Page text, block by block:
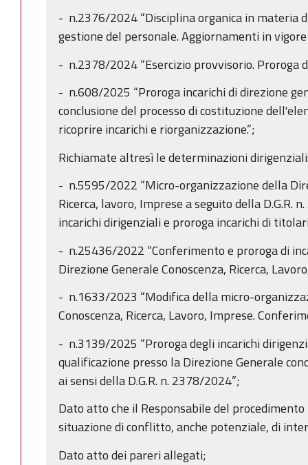
- n.2376/2024 “Disciplina organica in materia
gestione del personale. Aggiornamenti in
- n.2378/2024 “Esercizio provvisorio. Proroga
- n.608/2025 “Proroga incarichi di direzione
conclusione del processo di costituzione
ricoprire incarichi e riorganizzazione.”;
Richiamate altresì le determinazioni
- n.5595/2022 “Micro-organizzazione della
Ricerca, lavoro, Imprese a seguito della D.G.R.
incarichi dirigenziali e proroga incarichi di
- n.25436/2022 “Conferimento e proroga di
Direzione Generale Conoscenza, Ricerca,
- n.1633/2023 “Modifica della micro-
Conoscenza, Ricerca, Lavoro, Imprese.
- n.3139/2025 “Proroga degli incarichi
qualificazione presso la Direzione Generale
ai sensi della D.G.R. n. 2378/2024”;
Dato atto che il Responsabile del
situazione di conflitto, anche potenziale, di
Dato atto dei pareri allegati;